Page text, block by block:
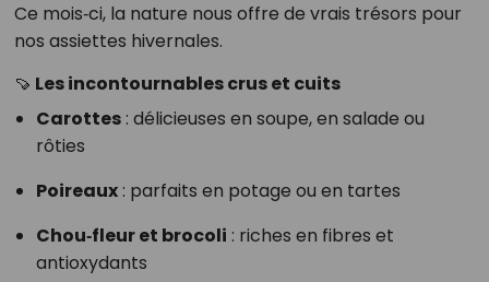
Ce mois‑ci, la nature nous offre de vrais trésors pour
nos assiettes hivernales.
🍠 Les incontournables crus et cuits
Carottes: délicieuses en soupe, en salade ou
rôties
Poireaux: parfaits en potage ou en tartes
Chou‑fleur et brocoli : riches en fibres et
antioxydants